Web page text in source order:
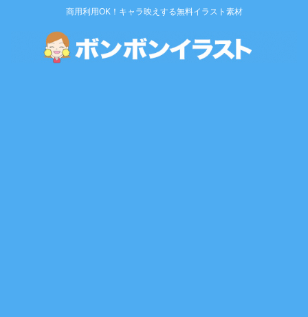
商用利用OK！キャラ映えする無料イラスト素材